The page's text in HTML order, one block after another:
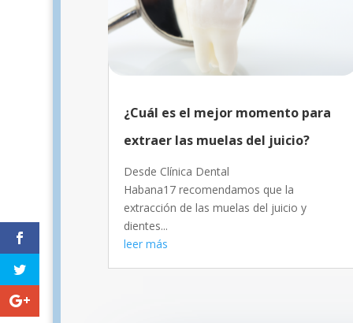
¿Cuál es el mejor momento para
extraer las muelas del juicio?
Desde Clínica Dental
Habana17 recomendamos que la
extracción de las muelas del juicio y
dientes...
leer más